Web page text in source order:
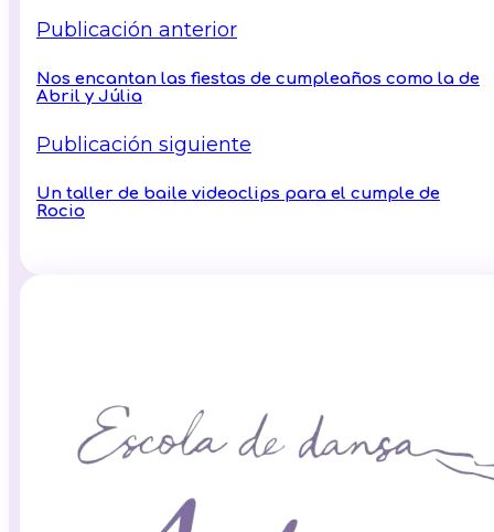
Publicación anterior
Nos encantan las fiestas de cumpleaños como la de
Abril y Júlia
Publicación siguiente
Un taller de baile videoclips para el cumple de
Rocio